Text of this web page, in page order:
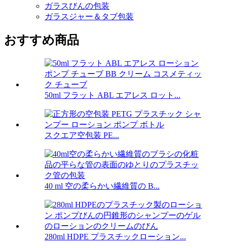
ガラスびんの包装
ガラスジャー＆タブ包装
おすすめ商品
50ml フラット ABL エアレス ロット...
スクエア空包装 PE...
40 ml 空の柔らかい繊維質の B...
280ml HDPE プラスチックローション...